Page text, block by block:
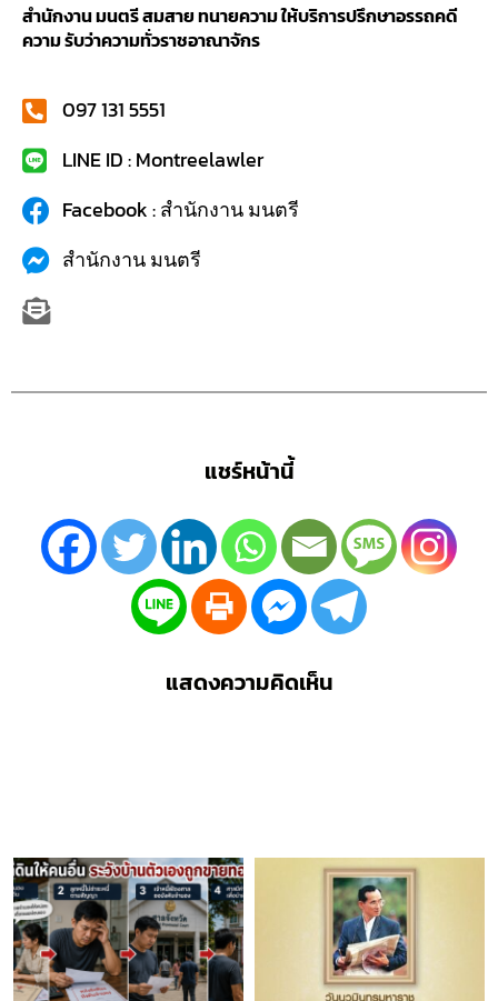
สำนักงาน มนตรี สมสาย ทนายความ ให้บริการปรึกษาอรรถคดี
ความ รับว่าความทั่วราชอาณาจักร
097 131 5551
LINE ID : Montreelawler
Facebook : สำนักงาน มนตรี
สำนักงาน มนตรี
แชร์หน้านี้
แสดงความคิดเห็น